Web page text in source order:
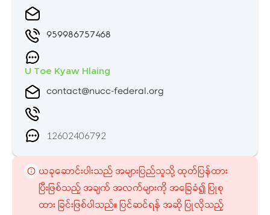
959986757468
U Toe Kyaw Hlaing
contact@nucc-federal.org
12602406792
ယခုဆောင်းပါးသည် အများပြည်သူသို့ ထုတ်ပြန်ထား
ပြီးဖြစ်သည့် အချက် အလက်များကို အခြေခံ၍ ပြုစု
ထား ခြင်းဖြစ်ပါသည်။ ပြင်ဆင်ရန် အဆို ပြုလိုသည့်